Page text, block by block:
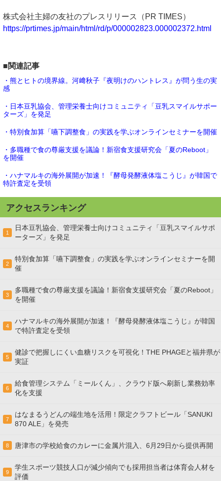
株式会社主婦の友社のプレスリリース（PR TIMES）
https://prtimes.jp/main/html/rd/p/000002823.000002372.html
■関連記事
・熊とヒトの境界線。河﨑秋子『夜明けのハントレス』が問う生の実
感
・日本豆乳協会、管理栄養士向けコミュニティ「豆乳スマイルサポー
ターズ」を発足
・特別食加算「嚥下調整食」の実践を学ぶオンラインセミナーを開催
・多職種で食の尊厳支援を議論！新宿食支援研究会「夏のReboot」
を開催
・ハナマルキの海外展開が加速！『酵母発酵液体塩こうじ』が韓国で
特許査定を受領
アクセスランキング
1
日本豆乳協会、管理栄養士向けコミュニティ「豆乳スマイルサポ
ーターズ」を発足
2
特別食加算「嚥下調整食」の実践を学ぶオンラインセミナーを開
催
3
多職種で食の尊厳支援を議論！新宿食支援研究会「夏のReboot」
を開催
4
ハナマルキの海外展開が加速！『酵母発酵液体塩こうじ』が韓国
で特許査定を受領
5
健診で把握しにくい血糖リスクを可視化！THE PHAGEと福井県が
実証
6
給食管理システム「ミールくん」、クラウド版へ刷新し業務効率
化を支援
7
はなまるうどんの端生地を活用！限定クラフトビール「SANUKI
870 ALE」を発売
8 唐津市の学校給食のカレーに金属片混入、6月29日から提供再開
9
学生スポーツ競技人口が減少傾向でも採用担当者は体育会人材を
評価